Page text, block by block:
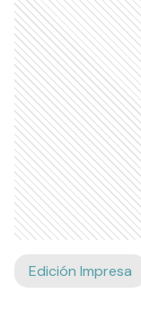
Edición Impresa